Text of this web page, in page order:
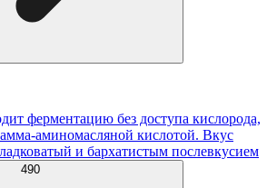
ферментацию без доступа кислорода,
аминомасляной кислотой. Вкус
и бархатистым послевкусием
490